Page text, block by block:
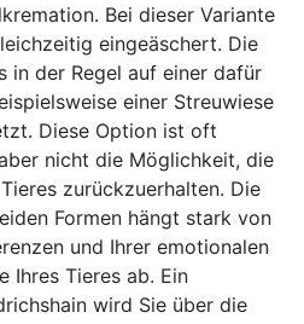
Bei dieser Variante
eingeäschert. Die
in der Regel auf einer dafür
einer Streuwiese
Diese Option ist oft
nicht die Möglichkeit, die
zurückzuerhalten. Die
Formen hängt stark von
und Ihrer emotionalen
Ihres Tieres ab. Ein
wird Sie über die